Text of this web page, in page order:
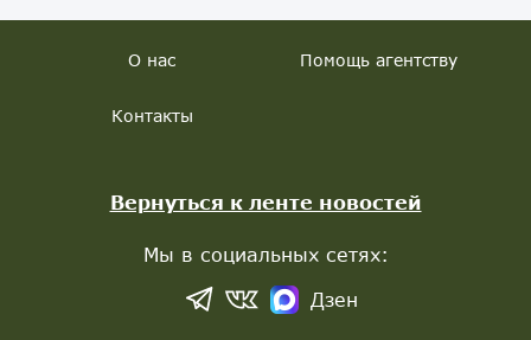
О нас Помощь агентству
Контакты
Вернуться к ленте новостей
Мы в социальных сетях:
Дзен